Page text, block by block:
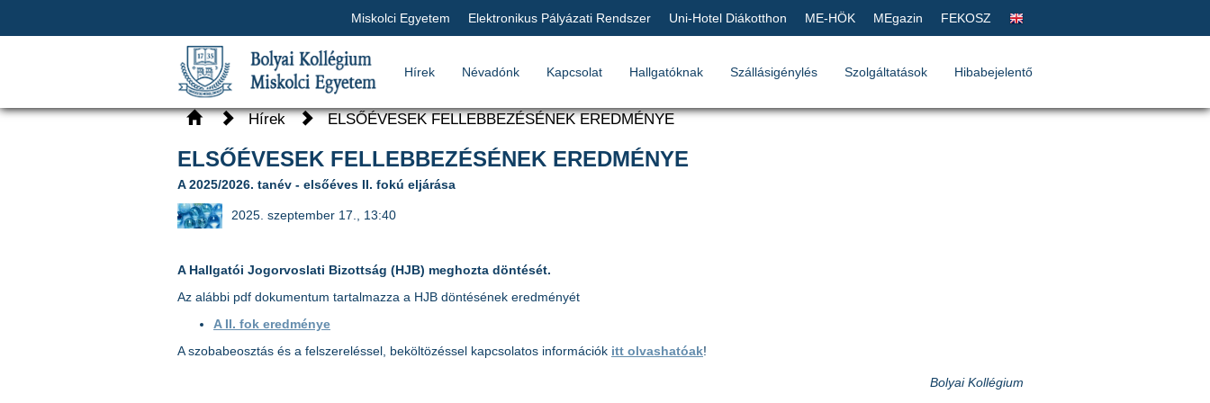
Miskolci Egyetem Elektronikus Pályázati Rendszer Uni-Hotel Diákotthon ME-HÖK MEgazin FEKOSZ
Hírek Névadónk Kapcsolat Hallgatóknak Szállásigénylés Szolgáltatások Hibabejelentő
Hírek ELSŐÉVESEK FELLEBBEZÉSÉNEK EREDMÉNYE
ELSŐÉVESEK FELLEBBEZÉSÉNEK EREDMÉNYE
A 2025/2026. tanév - elsőéves II. fokú eljárása
2025. szeptember 17., 13:40
A Hallgatói Jogorvoslati Bizottság (HJB) meghozta döntését.
Az alábbi pdf dokumentum tartalmazza a HJB döntésének eredményét
A II. fok eredménye
A szobabeosztás és a felszereléssel, beköltözéssel kapcsolatos információk itt olvashatóak!
Bolyai Kollégium